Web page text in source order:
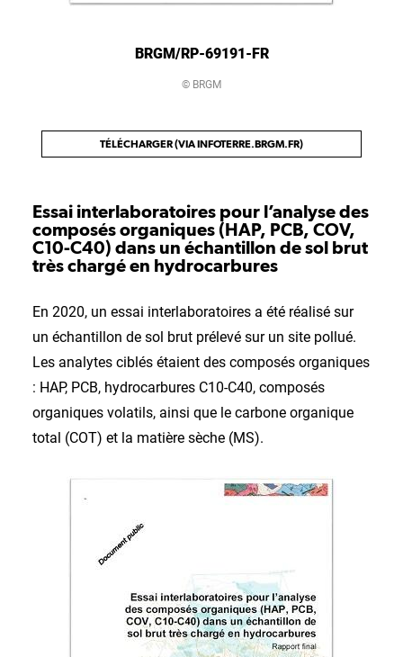
BRGM/RP-69191-FR
© BRGM
TÉLÉCHARGER (VIA INFOTERRE.BRGM.FR)
Essai interlaboratoires pour l’analyse des
composés organiques (HAP, PCB, COV,
C10-C40) dans un échantillon de sol brut
très chargé en hydrocarbures
En 2020, un essai interlaboratoires a été réalisé sur
un échantillon de sol brut prélevé sur un site pollué.
Les analytes ciblés étaient des composés organiques
: HAP, PCB, hydrocarbures C10-C40, composés
organiques volatils, ainsi que le carbone organique
total (COT) et la matière sèche (MS).